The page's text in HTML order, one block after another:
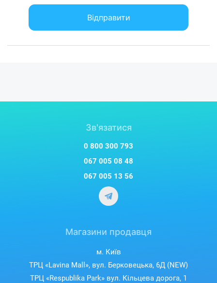
Відправити
Зв'язатися
0 800 300 793
067 005 08 48
067 005 13 56
Магазини продавця
м. Київ
ТРЦ «Lavina Mall», вул. Берковецька, 6Д (NEW)
ТРЦ «Respublika Park» вул. Кільцева дорога, 1